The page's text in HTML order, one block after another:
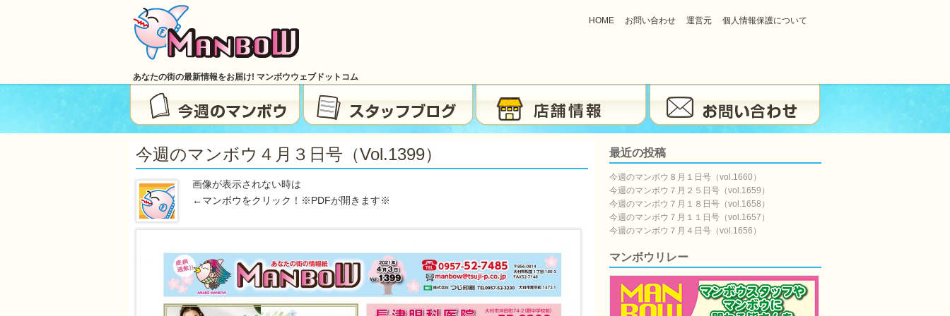
あなたの街の最新情報をお届け! マンボウウェブドットコム
HOME お問い合わせ 運営元 個人情報保護について
今週のマンボウ４月３日号（vol.1399）
画像が表示されない時は
←マンボウをクリック！※PDFが開きます※
最近の投稿
今週のマンボウ８月１日号（vol.1660）
今週のマンボウ７月２５日号（vol.1659）
今週のマンボウ７月１８日号（vol.1658）
今週のマンボウ７月１１日号（vol.1657）
今週のマンボウ７月４日号（vol.1656）
マンボウリレー